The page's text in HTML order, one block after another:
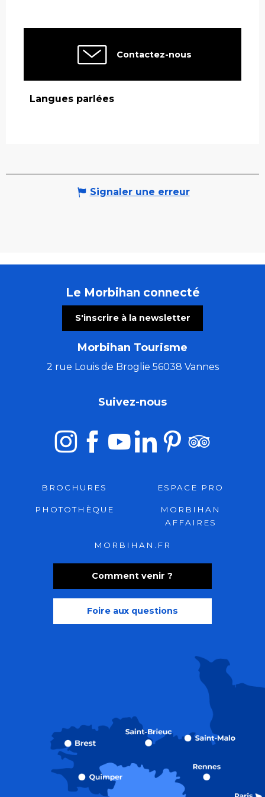
Contactez-nous
Langues parlées
Langues parlées
Signaler une erreur
Le Morbihan connecté
S'inscrire à la newsletter
Morbihan Tourisme
2 rue Louis de Broglie 56038 Vannes
Comment venir ?
Foire aux questions
Suivez-nous
BROCHURES ESPACE PRO
PHOTOTHÈQUE
MORBIHAN
AFFAIRES
MORBIHAN.FR